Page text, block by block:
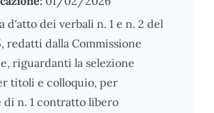
d'atto dei verbali n. 1 e n. 2 del
redatti dalla Commissione
riguardanti la selezione
titoli e colloquio, per
di n. 1 contratto libero